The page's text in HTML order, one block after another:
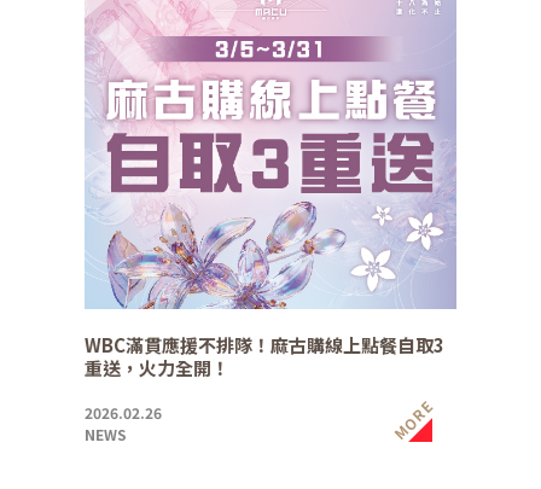
WBC滿貫應援不排隊！麻古購線上點餐自取3
重送，火力全開！
2026.02.26
NEWS
MORE